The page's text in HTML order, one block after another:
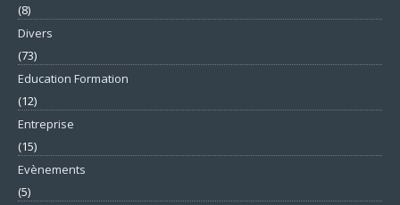
(8)
Divers
(73)
Education Formation
(12)
Entreprise
(15)
Evènements
(5)